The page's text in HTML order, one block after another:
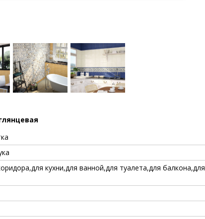
кухни,для ванной,для туалета,для балкона,для